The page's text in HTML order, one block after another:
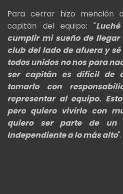
Para cerrar hizo mención
capitán del equipo: "
cumplir mi sueño de llegar
club del lado de afuera y
todos unidos no nos para
ser capitán es dificil de
tomarlo con
representar al equipo.
pero quiero vivirlo con
quiero ser parte de un
Independiente a lo más alto".